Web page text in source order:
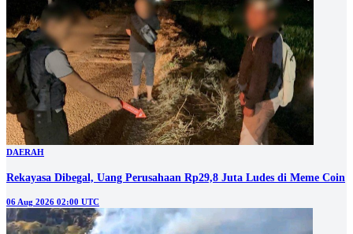
DAERAH
Rekayasa Dibegal, Uang Perusahaan Rp29,8 Juta Ludes di Meme Coin
06 Aug 2026 02:00 UTC